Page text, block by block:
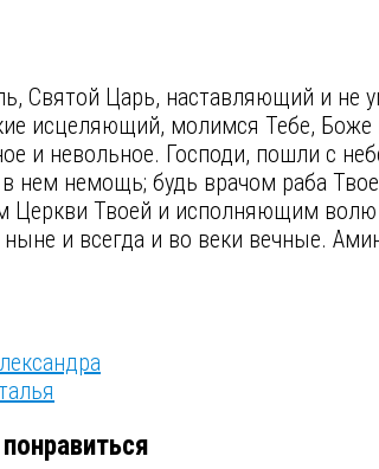
Святой Царь, наставляющий и
исцеляющий, молимся Тебе,
и невольное. Господи, пошли с
нем немощь; будь врачом раба
Церкви Твоей и исполняющим
и всегда и во веки вечные.